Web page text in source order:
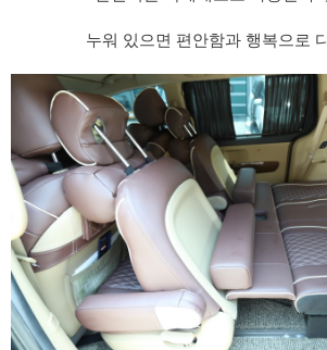
누워 있으면 편안함과 행복으로